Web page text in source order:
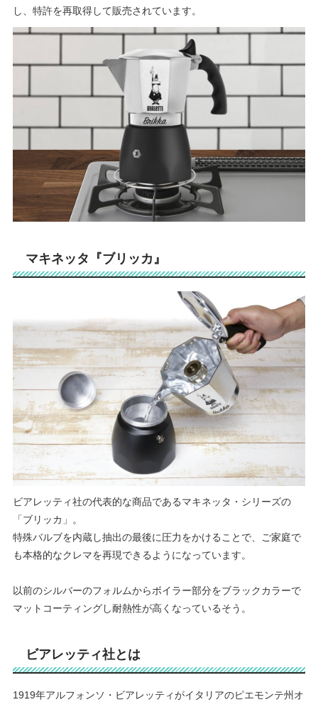
し、特許を再取得して販売されています。
マキネッタ『ブリッカ』
ビアレッティ社の代表的な商品であるマキネッタ・シリーズの
「ブリッカ」。
特殊バルブを内蔵し抽出の最後に圧力をかけることで、ご家庭で
も本格的なクレマを再現できるようになっています。
以前のシルバーのフォルムからボイラー部分をブラックカラーで
マットコーティングし耐熱性が高くなっているそう。
ビアレッティ社とは
1919年アルフォンソ・ビアレッティがイタリアのピエモンテ州オ